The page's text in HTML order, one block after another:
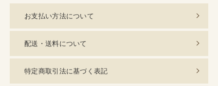
お支払い方法について
配送・送料について
特定商取引法に基づく表記